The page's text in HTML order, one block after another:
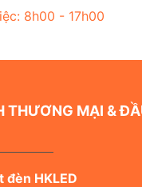
8h00 - 17h00
THƯƠNG MẠI &
đèn HKLED